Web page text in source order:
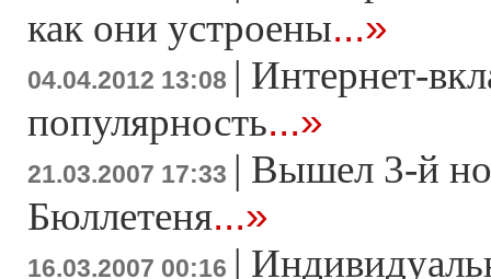
как они устроены...»
04.04.2012 13:08 | Интернет-
популярность...»
21.03.2007 17:33 | Вышел 3-й
Бюллетеня...»
16.03.2007 00:16 |